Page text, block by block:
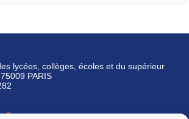
lycées, collèges, écoles et du supérieur
PARIS
?